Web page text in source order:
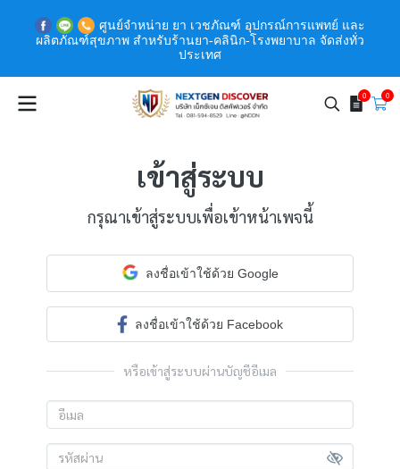
ศูนย์จำหน่าย ยา เวชภัณฑ์ อุปกรณ์การแพทย์ และ
ผลิตภัณฑ์สุขภาพ สำหรับร้านยา-คลินิก-โรงพยาบาล จัดส่งทั่ว
ประเทศ
0 0
เข้าสู่ระบบ
กรุณาเข้าสู่ระบบเพื่อเข้าหน้าเพจนี้
ลงชื่อเข้าใช้ด้วย Google
ลงชื่อเข้าใช้ด้วย Facebook
หรือเข้าสู่ระบบผ่านบัญชีอีเมล